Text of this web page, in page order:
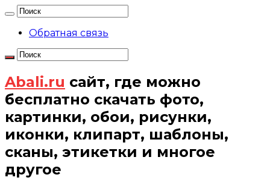
Обратная связь
Abali.ru сайт, где можно
бесплатно скачать фото,
картинки, обои, рисунки,
иконки, клипарт, шаблоны,
сканы, этикетки и многое
другое